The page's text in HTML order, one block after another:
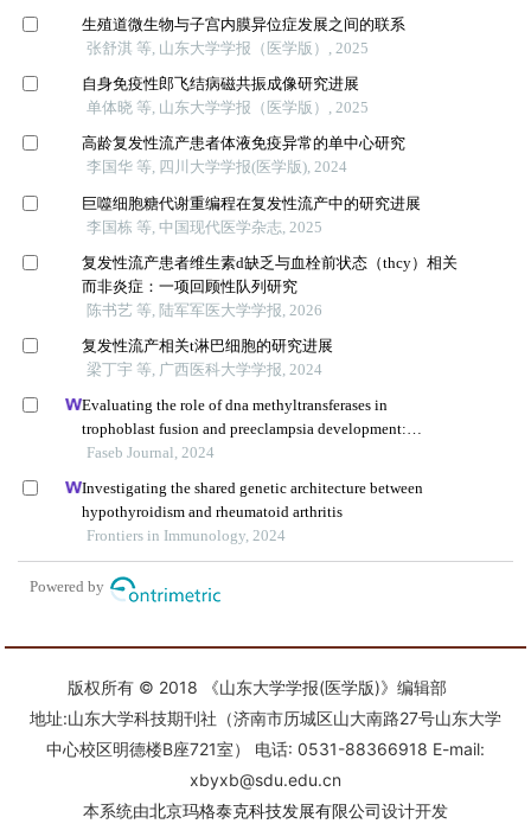
版权所有 © 2018 《山东大学学报(医学版)》编辑部
地址:山东大学科技期刊社（济南市历城区山大南路27号山东大学
中心校区明德楼B座721室） 电话: 0531-88366918 E-mail:
xbyxb@sdu.edu.cn
本系统由北京玛格泰克科技发展有限公司设计开发